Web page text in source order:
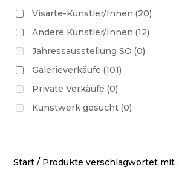
Start / Produkte verschlagwortet mit
Visarte-Künstler/Innen (20)
Andere Künstler/Innen (12)
Jahressausstellung SO (0)
Galerieverkäufe (101)
Private Verkäufe (0)
Kunstwerk gesucht (0)